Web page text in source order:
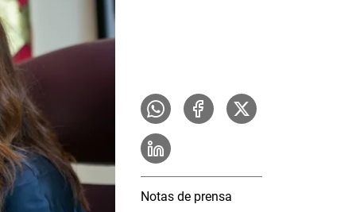
Notas de prensa